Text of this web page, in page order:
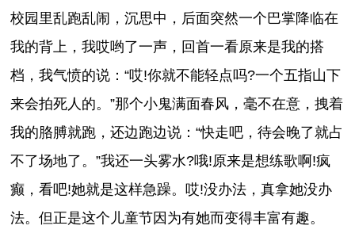
校园里乱跑乱闹，沉思中，后面突然一个巴掌降临在
我的背上，我哎哟了一声，回首一看原来是我的搭
档，我气愤的说：“哎!你就不能轻点吗?一个五指山下
来会拍死人的。”那个小鬼满面春风，毫不在意，拽着
我的胳膊就跑，还边跑边说：“快走吧，待会晚了就占
不了场地了。”我还一头雾水?哦!原来是想练歌啊!疯
癫，看吧!她就是这样急躁。哎!没办法，真拿她没办
法。但正是这个儿童节因为有她而变得丰富有趣。